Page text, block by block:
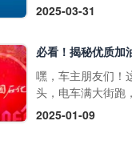
券。三、中百提货
用：•&nb....
况，别担心，京易
难，让闲置兑换码
啡兑换码：获取与
丰富的获取途径官
道：瑞幸咖啡APP
无论是采购米面粮
还是挑选家居用品
人护理产品，甚至
百罗森便利店购买
食品、冰激凌等，
使用提货券轻松结
卡，可在朴朴超市
不仅具有支付功能
提供多种优惠和特
如折扣、积分奖励
购买渠道1.朴朴超
2025-03-31
嘿，车主朋友们！
头，电车满大街跑
里的加油卡是不是
2025-01-09